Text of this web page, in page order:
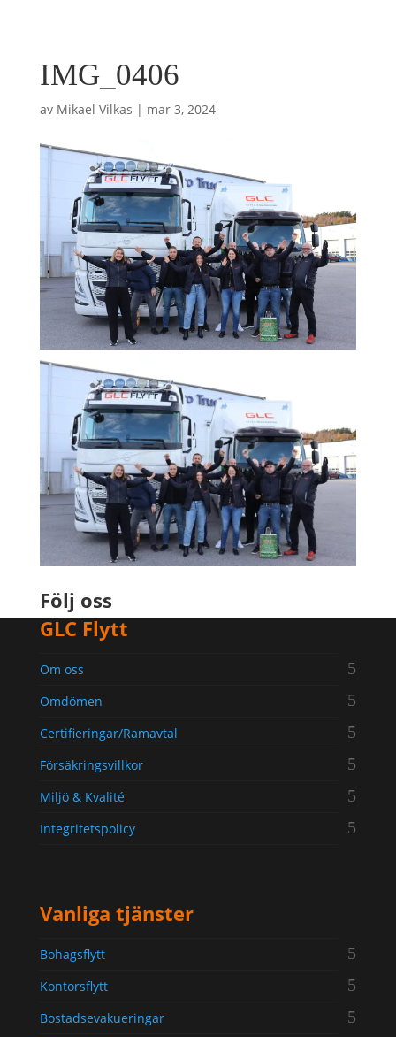
IMG_0406
av Mikael Vilkas | mar 3, 2024
Följ oss
GLC Flytt
Om oss
Omdömen
Certifieringar/Ramavtal
Försäkringsvillkor
Miljö & Kvalité
Integritetspolicy
Vanliga tjänster
Bohagsflytt
Kontorsflytt
Bostadsevakueringar